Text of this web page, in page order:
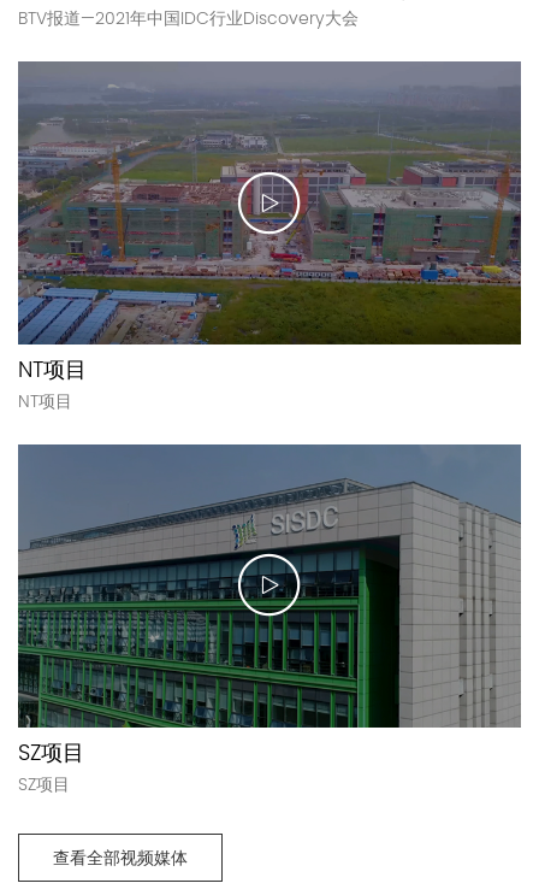
BTV报道—2021年中国IDC行业Discovery大会
NT项目
NT项目
SZ项目
SZ项目
查看全部视频媒体